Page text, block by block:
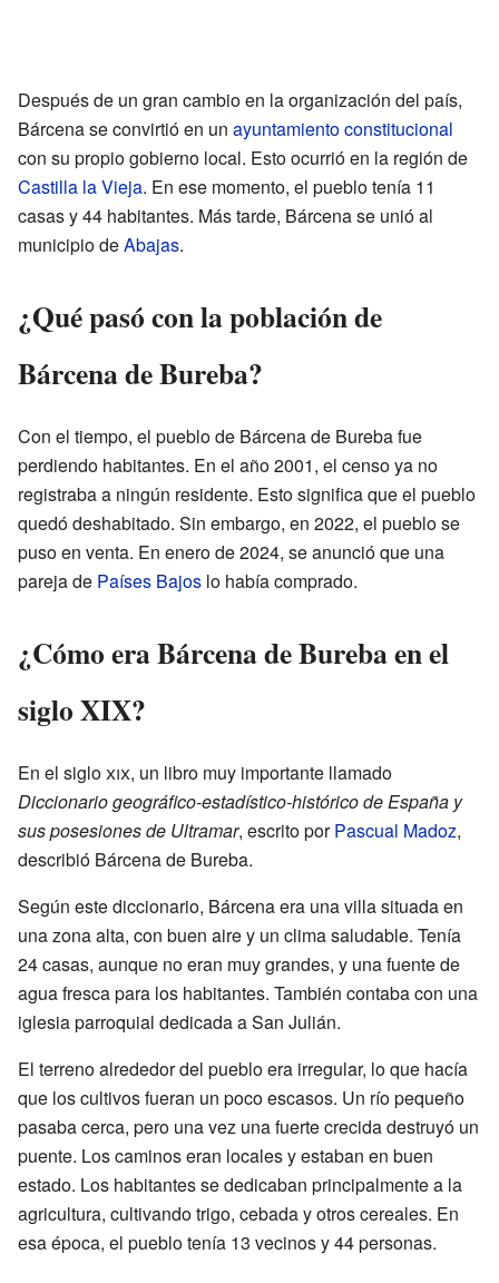
Después de un gran cambio en la organización del país,
Bárcena se convirtió en un ayuntamiento constitucional
con su propio gobierno local. Esto ocurrió en la región de
Castilla la Vieja. En ese momento, el pueblo tenía 11
casas y 44 habitantes. Más tarde, Bárcena se unió al
municipio deAbajas.
¿Qué pasó con la población de
Bárcena de Bureba?
Con el tiempo, el pueblo de Bárcena de Bureba fue
perdiendo habitantes. En el año 2001, el censo ya no
registraba a ningún residente. Esto significa que el pueblo
quedó deshabitado. Sin embargo, en 2022, el pueblo se
puso en venta. En enero de 2024, se anunció que una
pareja de Países Bajos lo había comprado.
¿Cómo era Bárcena de Bureba en el
siglo XIX?
En el sigloxix, un libro muy importante llamado
Diccionario geográfico-estadístico-histórico de España y
sus posesiones de Ultramar, escrito porPascual Madoz,
describió Bárcena de Bureba.
Según este diccionario, Bárcena era una villa situada en
una zona alta, con buen aire y un clima saludable. Tenía
24 casas, aunque no eran muy grandes, y una fuente de
agua fresca para los habitantes. También contaba con una
iglesia parroquial dedicada a San Julián.
El terreno alrededor del pueblo era irregular, lo que hacía
que los cultivos fueran un poco escasos. Un río pequeño
pasaba cerca, pero una vez una fuerte crecida destruyó un
puente. Los caminos eran locales y estaban en buen
estado. Los habitantes se dedicaban principalmente a la
agricultura, cultivando trigo, cebada y otros cereales. En
esa época, el pueblo tenía 13 vecinos y 44 personas.